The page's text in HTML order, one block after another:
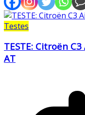
Testes
TESTE: Citroën
AT